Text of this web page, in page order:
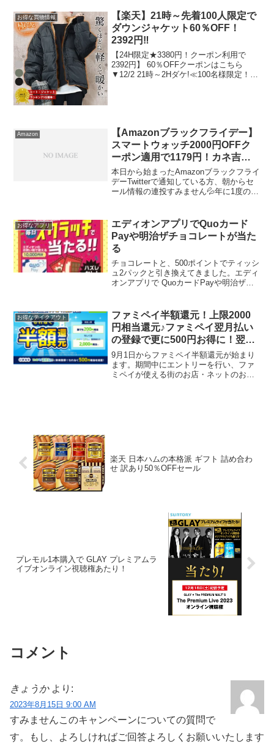
す。5/3〜5/7まで毎日クイズ4問正解する
と、５月...
お得な買物情報
【楽天】21時～先着100人限定で
ダウンジャケット60％OFF！
2392円‼
【24H限定★3380円！クーポン利用で
2392円】 60％OFFクーポンはこちら
▼12/2 21時～2Hダケ!≪100名様限定！≫
Amazon
【Amazonブラックフライデー】
スマートウォッチ2000円OFFク
ーポン適用で1179円！カネ吉、
コンタクトレンズも。
本日から始まったAmazonブラックフライ
デーTwitterで通知している方、朝からセ
ール情報の連投すみません💦年に1度のビ
ごめんなさいね🙇もうしばらくだけお付
き合いく...
お得なアプリ
エディオンアプリでQuoカード
Payや明治ザチョコレートが当た
る
チョコレートと、500ポイントでティッシ
ュ2パックと引き換えてきました。エディ
オンアプリで QuoカードPayや明治ザチ
ズレ。 2/26(日)まで毎日参加できます。
先...
お得なテイクアウト
ファミペイ半額還元！上限2000
円相当還元♪ファミペイ翌月払い
の登録で更に500円お得に！翌月
払いしなくても対象
9月1日からファミペイ半額還元が始まり
ます。期間中にエントリーを行い、ファ
ミペイが使える街のお店・ネットのお店
楽天 日本ハムの本格派 ギフト 詰め合わ
せ 訳あり50％OFFセール
プレモル1本購入で GLAY プレミアムラ
イブオンライン視聴権あたり！
コメント
きょうか より:
2023年8月15日 9:00 AM
すみませんこのキャンペーンについての質問で
す。もし、よろしければご回答よろしくお願いいたします